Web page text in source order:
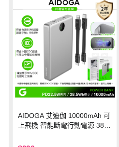
AIDOGA 艾迪伽 10000mAh 可
上飛機 智能斷電行動電源 38.5
灣BSMI/中國CCC/歐美CE/FCC